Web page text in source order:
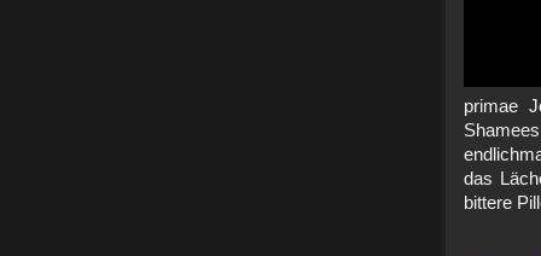
primae
das
bittere